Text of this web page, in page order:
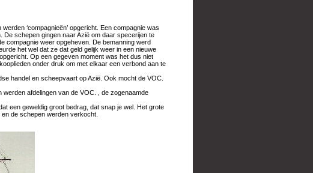
‘compagnieën’ opgericht. Een compagnie was
schepen gingen naar Azië om daar specerijen te
compagnie weer opgeheven. De bemanning werd
het wel dat ze dat geld gelijk weer in een nieuwe
Op een gegeven moment was het dus niet
onder druk om met elkaar een verbond aan te
handel en scheepvaart op Azië. Ook mocht de VOC.
afdelingen van de VOC. , de zogenaamde
een geweldig groot bedrag, dat snap je wel. Het grote
de schepen werden verkocht.